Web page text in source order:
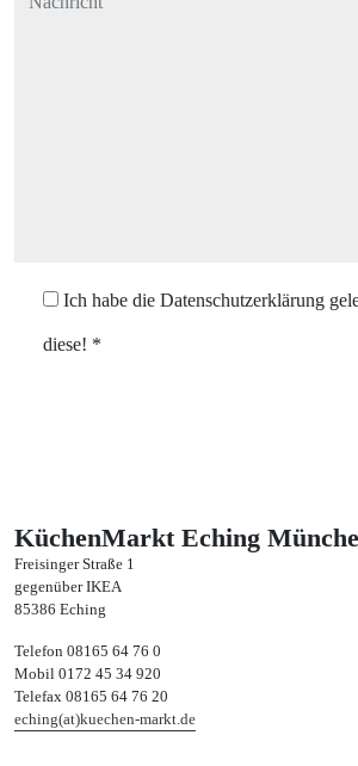
Ich habe die Datenschutzerklärung
diese! *
KüchenMarkt Eching
Freisinger Straße 1
gegenüber IKEA
85386 Eching
Telefon 08165 64 76 0
Mobil 0172 45 34 920
Telefax 08165 64 76 20
eching(at)kuechen-markt.de